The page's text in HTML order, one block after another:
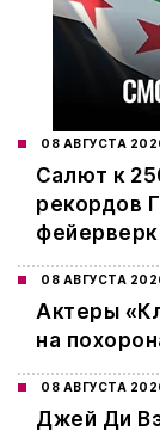
08 АВГУСТА
Салют к
рекордов
фейерверк
08 АВГУСТА
Актеры
на
08 АВГУСТА
Джей Ди